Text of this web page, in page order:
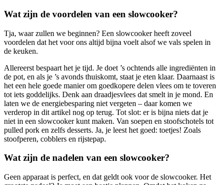
Wat zijn de voordelen van een slowcooker?
Tja, waar zullen we beginnen? Een slowcooker heeft zoveel
voordelen dat het voor ons altijd bijna voelt alsof we vals spelen in
de keuken.
Allereerst bespaart het je tijd. Je doet ’s ochtends alle ingrediënten in
de pot, en als je ’s avonds thuiskomt, staat je eten klaar. Daarnaast is
het een hele goede manier om goedkopere delen vlees om te toveren
tot iets goddelijks. Denk aan draadjesvlees dat smelt in je mond. En
laten we de energiebesparing niet vergeten – daar komen we
verderop in dit artikel nog op terug. Tot slot: er is bijna niets dat je
niet in een slowcooker kunt maken. Van soepen en stoofschotels tot
pulled pork en zelfs desserts. Ja, je leest het goed: toetjes! Zoals
stoofperen, cobblers en rijstepap.
Wat zijn de nadelen van een slowcooker?
Geen apparaat is perfect, en dat geldt ook voor de slowcooker. Het